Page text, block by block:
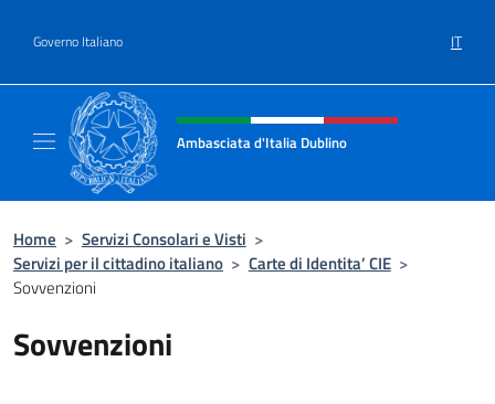
Governo Italiano IT
Intestazione sito, social e menù
Ambasciata d'Italia Dublino
Home > Servizi Consolari e Visti >
Servizi per il cittadino italiano > Carte di Identita’ CIE >
Sovvenzioni
Sovvenzioni